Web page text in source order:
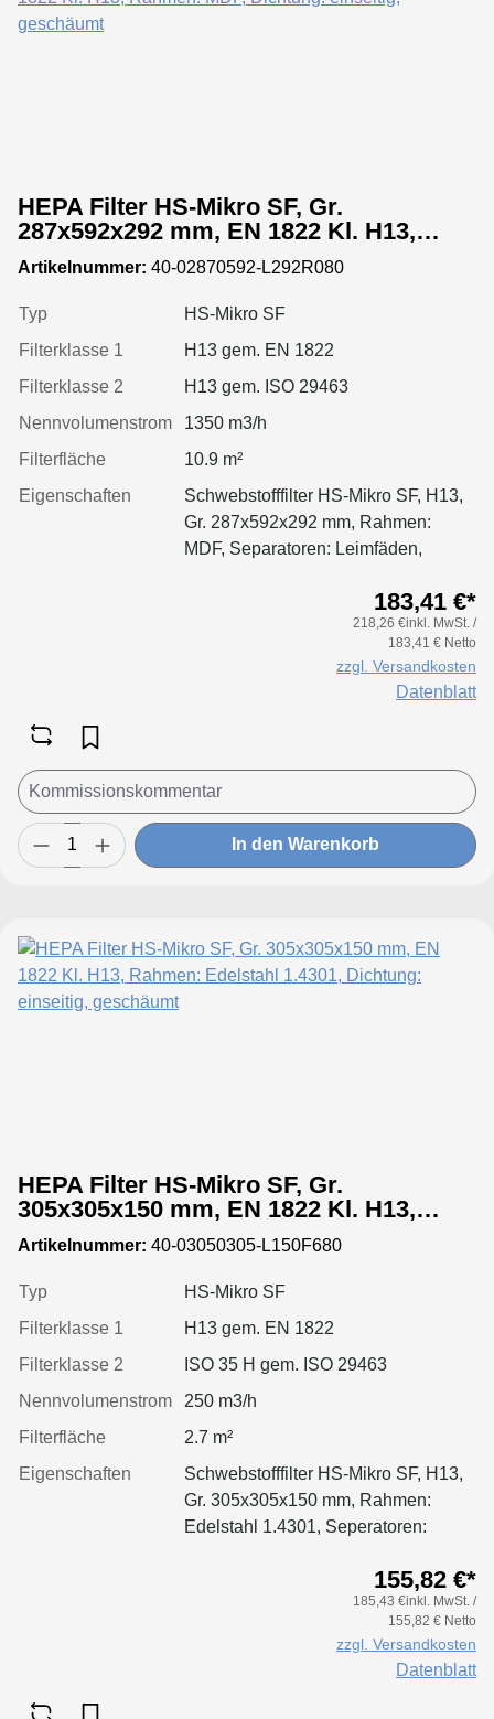
HEPA Filter HS-Mikro SF, Gr.
287x592x292 mm, EN 1822 Kl. H13,
Rahmen: MDF, Dichtung: einseitig,
geschäumt
Artikelnummer: 40-02870592-L292R080
Typ
HS-Mikro SF
Filterklasse 1
H13 gem. EN 1822
Filterklasse 2
H13 gem. ISO 29463
Nennvolumenstrom
1350 m3/h
Filterfläche
10.9 m²
Eigenschaften
Schwebstofffilter HS-Mikro SF, H13,
Gr. 287x592x292 mm, Rahmen:
MDF, Separatoren: Leimfäden,
183,41 €*
218,26 €inkl. MwSt. /
183,41 € Netto
zzgl. Versandkosten
Datenblatt
In den Warenkorb
HEPA Filter HS-Mikro SF, Gr.
305x305x150 mm, EN 1822 Kl. H13,
Rahmen: Edelstahl 1.4301, Dichtung:
einseitig, geschäumt
Artikelnummer: 40-03050305-L150F680
Typ
HS-Mikro SF
Filterklasse 1
H13 gem. EN 1822
Filterklasse 2
ISO 35 H gem. ISO 29463
Nennvolumenstrom
250 m3/h
Filterfläche
2.7 m²
Eigenschaften
Schwebstofffilter HS-Mikro SF, H13,
Gr. 305x305x150 mm, Rahmen:
Edelstahl 1.4301, Seperatoren:
155,82 €*
185,43 €inkl. MwSt. /
155,82 € Netto
zzgl. Versandkosten
Datenblatt